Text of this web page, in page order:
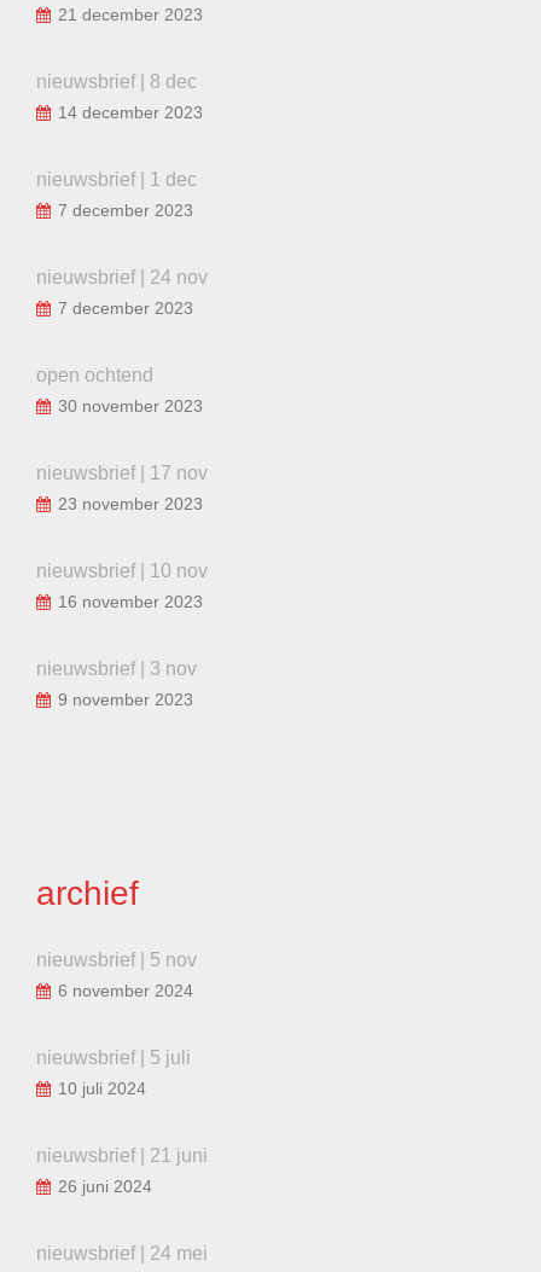
21 december 2023
nieuwsbrief | 8 dec
14 december 2023
nieuwsbrief | 1 dec
7 december 2023
nieuwsbrief | 24 nov
7 december 2023
open ochtend
30 november 2023
nieuwsbrief | 17 nov
23 november 2023
nieuwsbrief | 10 nov
16 november 2023
nieuwsbrief | 3 nov
9 november 2023
archief
nieuwsbrief | 5 nov
6 november 2024
nieuwsbrief | 5 juli
10 juli 2024
nieuwsbrief | 21 juni
26 juni 2024
nieuwsbrief | 24 mei